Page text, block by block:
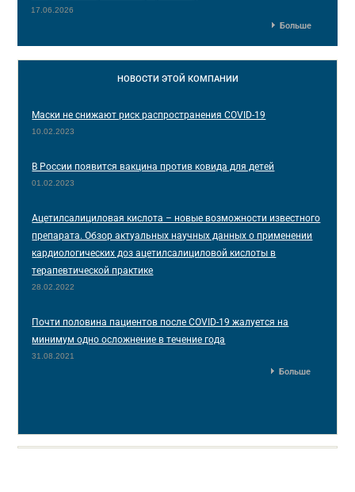
17.06.2026
Больше
НОВОСТИ ЭТОЙ КОМПАНИИ
Маски не снижают риск распространения COVID-19
10.02.2023
В России появится вакцина против ковида для детей
01.02.2023
Ацетилсалициловая кислота – новые возможности известного
препарата. Обзор актуальных научных данных о применении
кардиологических доз ацетилсалициловой кислоты в
терапевтической практике
28.02.2022
Почти половина пациентов после COVID-19 жалуется на
минимум одно осложнение в течение года
31.08.2021
Больше